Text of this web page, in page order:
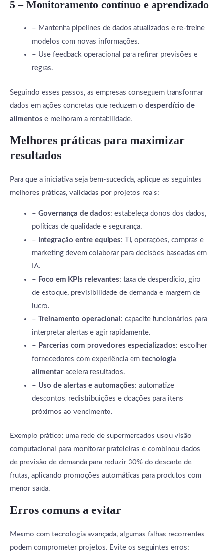
5 – Monitoramento contínuo e aprendizado
– Mantenha pipelines de dados atualizados e re-treine
modelos com novas informações.
– Use feedback operacional para refinar previsões e
regras.
Seguindo esses passos, as empresas conseguem transformar
dados em ações concretas que reduzem o desperdício de
alimentos e melhoram a rentabilidade.
Melhores práticas para maximizar
resultados
Para que a iniciativa seja bem-sucedida, aplique as seguintes
melhores práticas, validadas por projetos reais:
– Governança de dados: estabeleça donos dos dados,
políticas de qualidade e segurança.
–
Integração entre equipes: TI, operações, compras e
marketing devem colaborar para decisões baseadas em
IA.
– Foco em KPIs relevantes: taxa de desperdício, giro
de estoque, previsibilidade de demanda e margem de
lucro.
– Treinamento operacional : capacite funcionários para
interpretar alertas e agir rapidamente.
– Parcerias com provedores especializados: escolher
fornecedores com experiência em tecnologia
alimentar acelera resultados.
– Uso de alertas e automações: automatize
descontos, redistribuições e doações para itens
próximos ao vencimento.
Exemplo prático: uma rede de supermercados usou visão
computacional para monitorar prateleiras e combinou dados
de previsão de demanda para reduzir 30% do descarte de
frutas, aplicando promoções automáticas para produtos com
menor saída.
Erros comuns a evitar
Mesmo com tecnologia avançada, algumas falhas recorrentes
podem comprometer projetos. Evite os seguintes erros: